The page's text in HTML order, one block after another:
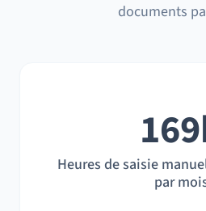
documents
Heures de saisie
par